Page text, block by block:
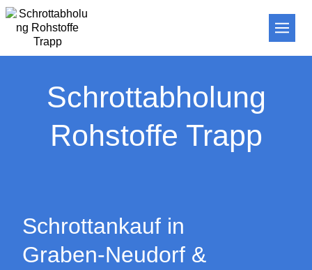
Schrottabholung
Rohstoffe Trapp
Schrottankauf in
Graben-Neudorf &